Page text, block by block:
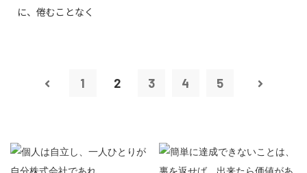
に、倦むことなく
1 2 3 4 5